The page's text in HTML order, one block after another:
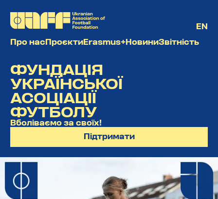
Про нас ПроєктиErasmus+НовиниЗвітність
EN
ФУНДАЦІЯ
УКРАЇНСЬКОЇ
АСОЦІАЦІЇ
ФУТБОЛУ
Вболіваємо за своїх!
Підтримати